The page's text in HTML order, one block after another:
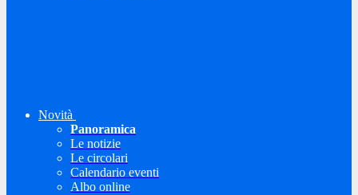
Novità
Panoramica
Le notizie
Le circolari
Calendario eventi
Albo online